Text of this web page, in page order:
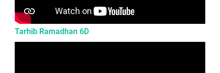
Tarhib Ramadhan 6D